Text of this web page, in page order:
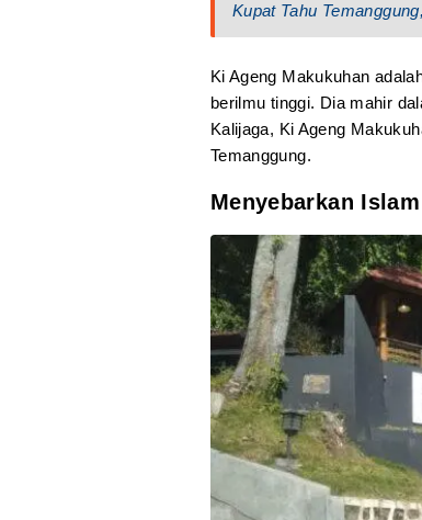
Kupat Tahu
Ki Ageng Makukuhan
berilmu tinggi. Dia mahir
Kalijaga, Ki Ageng
Temanggung.
Menyebarkan